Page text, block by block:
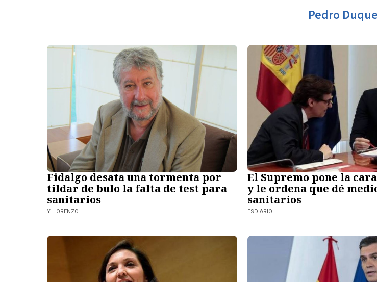
Pedro Duque
Fidalgo desata una tormenta por
tildar de bulo la falta de test para
sanitarios
Y. LORENZO
El Supremo pone la
y le ordena que dé
sanitarios
ESDIARIO